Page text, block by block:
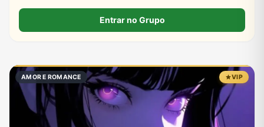
Entrar no Grupo
AMOR E ROMANCE VIP